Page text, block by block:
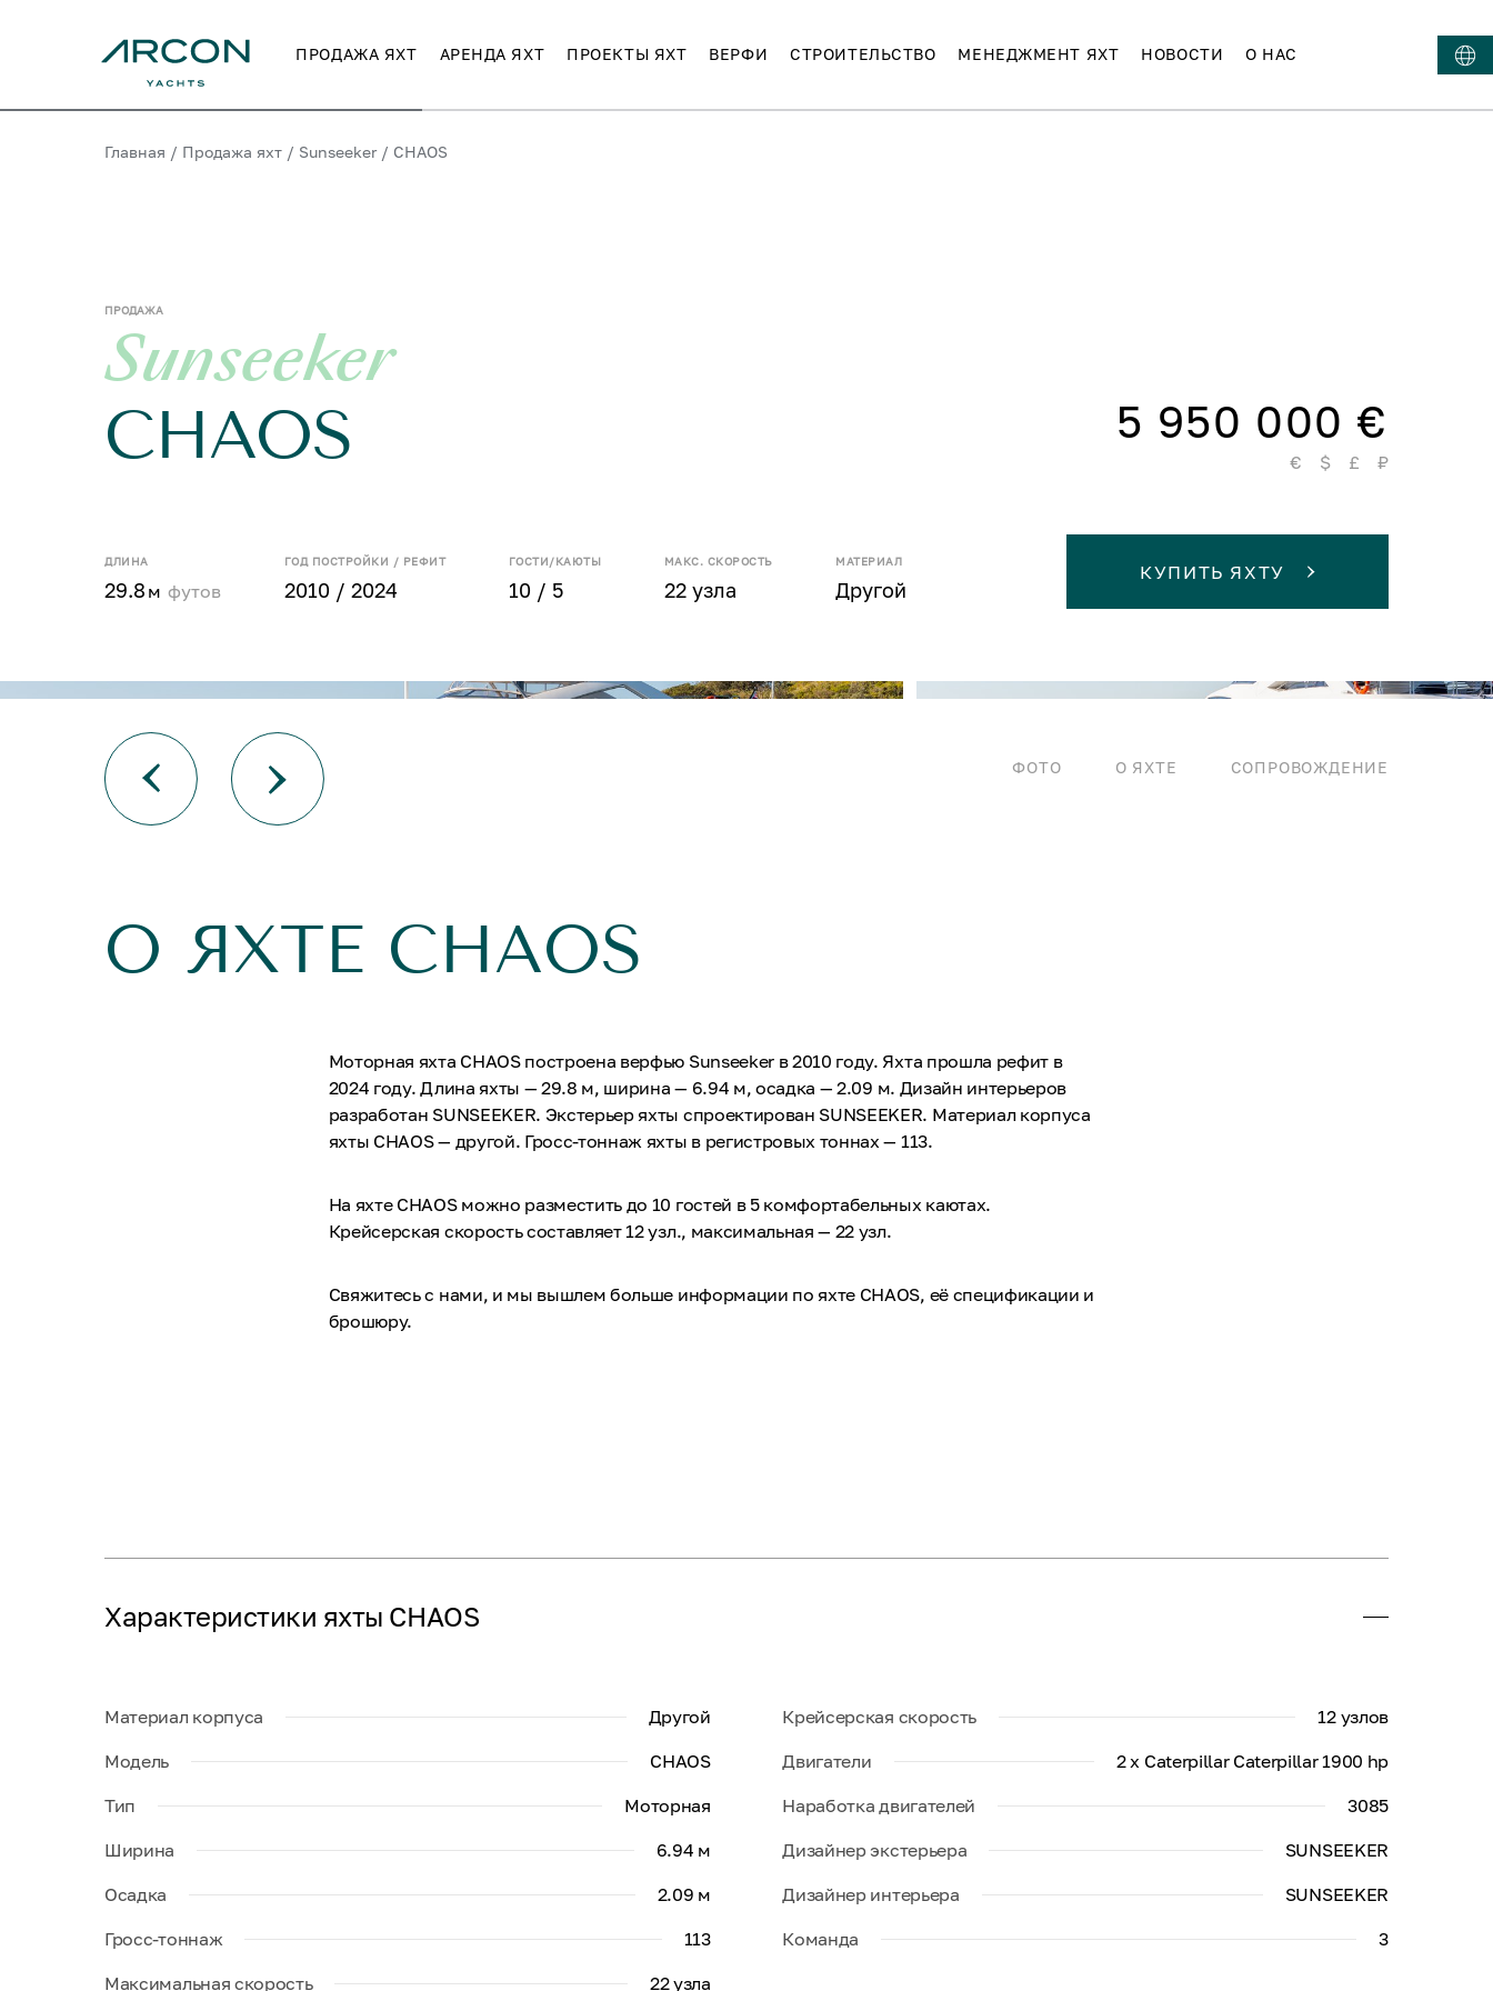
ПРОДАЖА ЯХТ АРЕНДА ЯХТ ПРОЕКТЫ ЯХТ ВЕРФИ СТРОИТЕЛЬСТВО МЕНЕДЖМЕНТ ЯХТ НОВОСТИ О НАС
Главная / Продажа яхт / Sunseeker / CHAOS
ПРОДАЖА
Sunseeker
CHAOS 5 950 000 €
€ $ £ ₽
ДЛИНА
29.8 м футов
ГОД ПОСТРОЙКИ / РЕФИТ
2010 / 2024
ГОСТИ/КАЮТЫ
10 / 5
МАКС. СКОРОСТЬ
22 узла
МАТЕРИАЛ
Другой
КУПИТЬ ЯХТУ
ФОТО О ЯХТЕ СОПРОВОЖДЕНИЕ
О ЯХТЕ CHAOS
Моторная яхта CHAOS построена верфью Sunseeker в 2010 году. Яхта прошла рефит в
2024 году. Длина яхты — 29.8 м, ширина — 6.94 м, осадка — 2.09 м. Дизайн интерьеров
разработан SUNSEEKER. Экстерьер яхты спроектирован SUNSEEKER. Материал корпуса
яхты CHAOS — другой. Гросс-тоннаж яхты в регистровых тоннах — 113.
На яхте CHAOS можно разместить до 10 гостей в 5 комфортабельных каютах.
Крейсерская скорость составляет 12 узл., максимальная — 22 узл.
Свяжитесь с нами, и мы вышлем больше информации по яхте CHAOS, её спецификации и
брошюру.
Характеристики яхты CHAOS
Материал корпуса
Другой
Модель
CHAOS
Тип
Моторная
Ширина
6.94 м
Осадка
2.09 м
Гросс-тоннаж
113
Максимальная скорость
22 узла
Крейсерская скорость
12 узлов
Двигатели
2 x Caterpillar Caterpillar 1900 hp
Наработка двигателей
3085
Дизайнер экстерьера
SUNSEEKER
Дизайнер интерьера
SUNSEEKER
Команда
3